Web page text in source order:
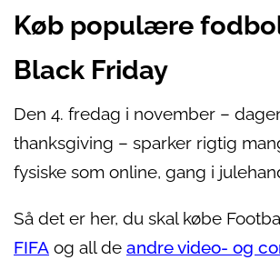
Køb populære
Black Friday
Den 4. fredag i november –
thanksgiving – sparker rigtig
fysiske som online, gang i
Så det er her, du skal købe
FIFA og all de andre video- og